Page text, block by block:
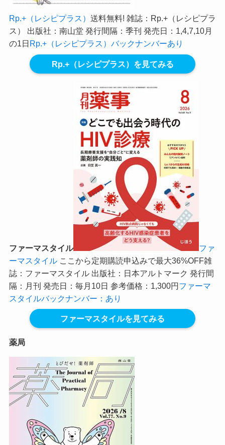
Rp.+（レシピプラス） 送料無料! 雑誌：Rp.+（レシピプラ
ス） 出版社：南山堂 発行間隔：季刊 発売日：1,4,7,10月
の1日 Rp.+（レシピプラス）バックナンバーあり
Rp.+（レシピプラス）を見てみる
ファーマスタイル
ファ
ーマスタイル ここから定期購読申込みで最大36%OFF雑
誌：ファーマスタイル 出版社：日本アルトマーク 発行間
隔：月刊 発売日：毎月10日 参考価格：1,300円ファーマ
スタイルバックナンバー：あり
ファーマスタイルを見てみる
薬局